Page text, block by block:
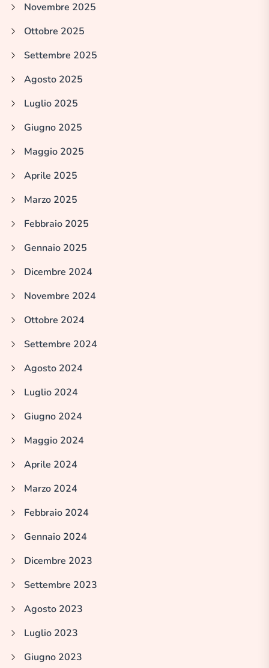
Novembre 2025
Ottobre 2025
Settembre 2025
Agosto 2025
Luglio 2025
Giugno 2025
Maggio 2025
Aprile 2025
Marzo 2025
Febbraio 2025
Gennaio 2025
Dicembre 2024
Novembre 2024
Ottobre 2024
Settembre 2024
Agosto 2024
Luglio 2024
Giugno 2024
Maggio 2024
Aprile 2024
Marzo 2024
Febbraio 2024
Gennaio 2024
Dicembre 2023
Settembre 2023
Agosto 2023
Luglio 2023
Giugno 2023